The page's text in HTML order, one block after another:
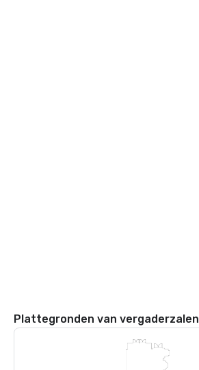
Plattegronden van vergaderzalen